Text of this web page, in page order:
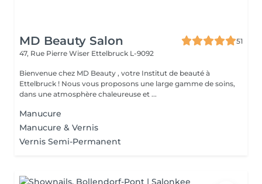
MD Beauty Salon
51
47, Rue Pierre Wiser Ettelbruck L-9092
Bienvenue chez MD Beauty , votre Institut de beauté à
Ettelbruck ! Nous vous proposons une large gamme de soins,
dans une atmosphère chaleureuse et ...
Manucure
Manucure & Vernis
Vernis Semi-Permanent